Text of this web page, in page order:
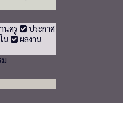
นครู
ประกาศ
น
ผลงาน